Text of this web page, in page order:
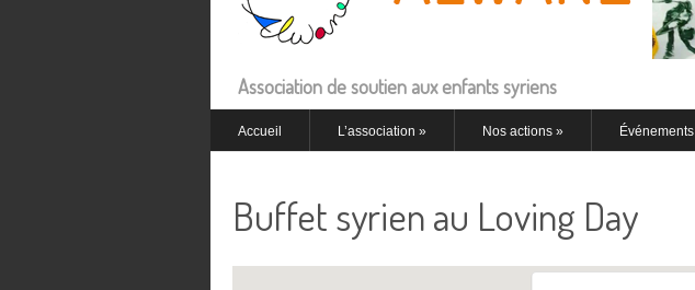
Association de soutien aux enfants syriens
Accueil L’association » Nos actions » Événements
Buffet syrien au Loving Day